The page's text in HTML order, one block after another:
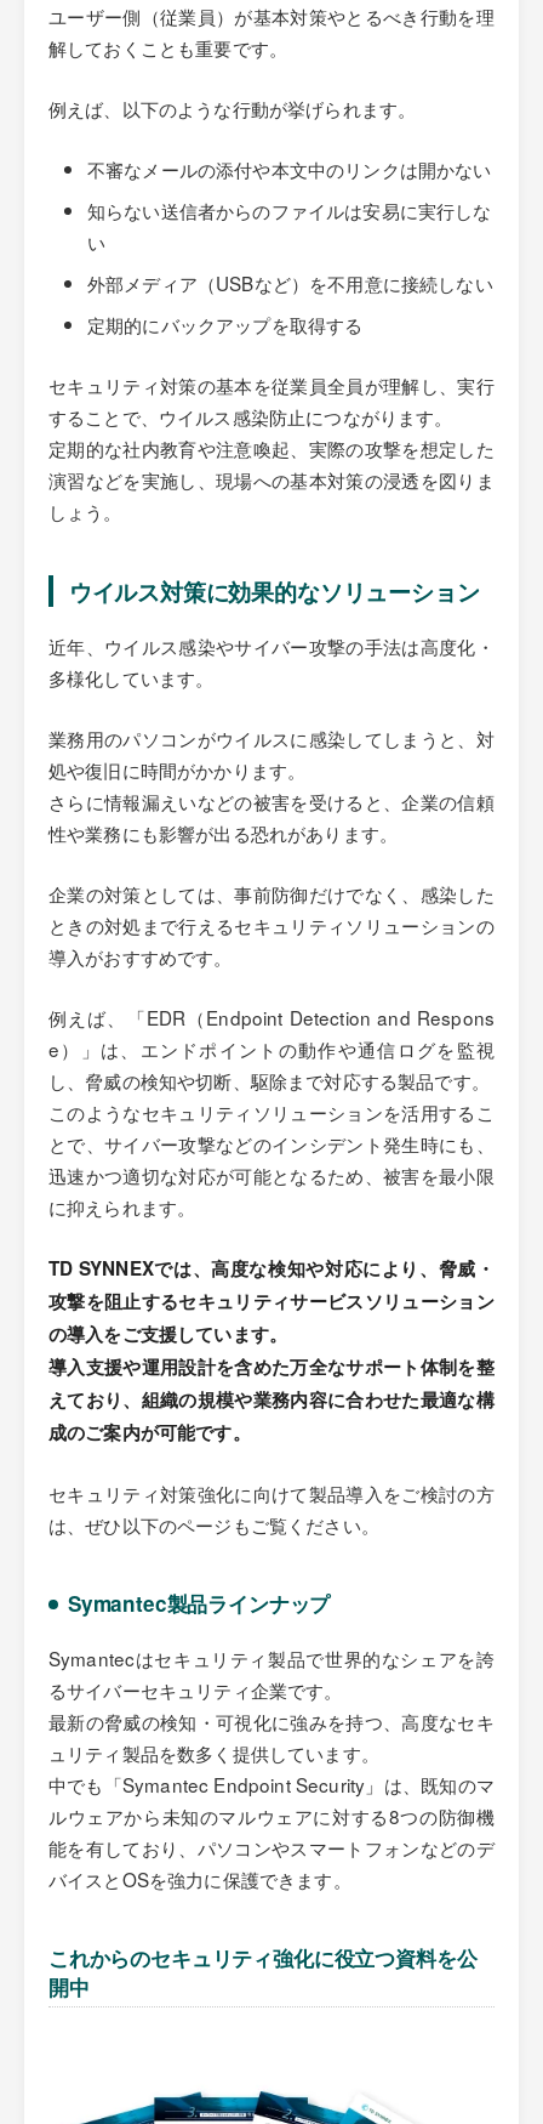
ユーザー側（従業員）が基本対策やとるべき行動を理
解しておくことも重要です。
例えば、以下のような行動が挙げられます。
不審なメールの添付や本文中のリンクは開かない
知らない送信者からのファイルは安易に実行しな
い
外部メディア（USBなど）を不用意に接続しない
定期的にバックアップを取得する
セキュリティ対策の基本を従業員全員が理解し、実行
することで、ウイルス感染防止につながります。
定期的な社内教育や注意喚起、実際の攻撃を想定した
演習などを実施し、現場への基本対策の浸透を図りま
しょう。
ウイルス対策に効果的なソリューション
近年、ウイルス感染やサイバー攻撃の手法は高度化・
多様化しています。
業務用のパソコンがウイルスに感染してしまうと、対
処や復旧に時間がかかります。
さらに情報漏えいなどの被害を受けると、企業の信頼
性や業務にも影響が出る恐れがあります。
企業の対策としては、事前防御だけでなく、感染した
ときの対処まで行えるセキュリティソリューションの
導入がおすすめです。
例えば、「EDR（Endpoint Detection and Respons
e）」は、エンドポイントの動作や通信ログを監視
し、脅威の検知や切断、駆除まで対応する製品です。
このようなセキュリティソリューションを活用するこ
とで、サイバー攻撃などのインシデント発生時にも、
迅速かつ適切な対応が可能となるため、被害を最小限
に抑えられます。
TD SYNNEXでは、高度な検知や対応により、脅威・
攻撃を阻止するセキュリティサービスソリューション
の導入をご支援しています。
導入支援や運用設計を含めた万全なサポート体制を整
えており、組織の規模や業務内容に合わせた最適な構
成のご案内が可能です。
セキュリティ対策強化に向けて製品導入をご検討の方
は、ぜひ以下のページもご覧ください。
Symantec製品ラインナップ
Symantecはセキュリティ製品で世界的なシェアを誇
るサイバーセキュリティ企業です。
最新の脅威の検知・可視化に強みを持つ、高度なセキ
ュリティ製品を数多く提供しています。
中でも「Symantec Endpoint Security」は、既知のマ
ルウェアから未知のマルウェアに対する8つの防御機
能を有しており、パソコンやスマートフォンなどのデ
バイスとOSを強力に保護できます。
これからのセキュリティ強化に役立つ資料を公
開中